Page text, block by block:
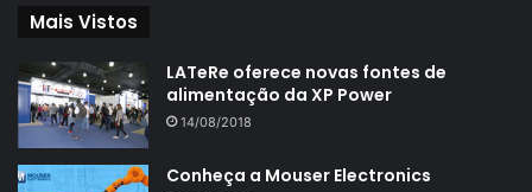
Mais Vistos
LATeRe oferece novas fontes de
alimentação da XP Power
14/08/2018
Conheça a Mouser Electronics